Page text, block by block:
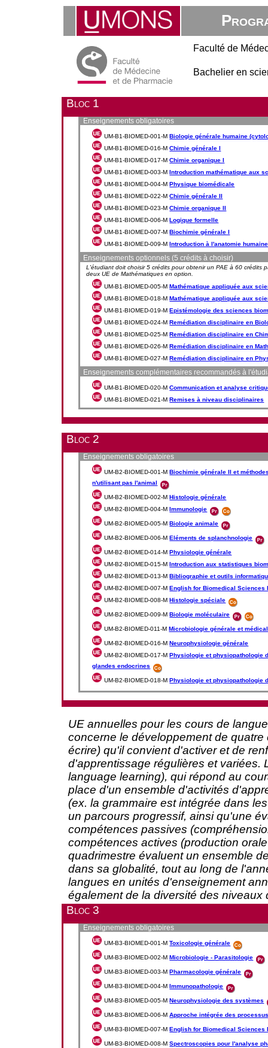
Faculté de
Bachelier en
Bloc 1
Enseignements obligatoires
UM-B1-BIOMED-001-MBiologie générale humaine
UM-B1-BIOMED-016-MChimie générale I
UM-B1-BIOMED-017-MChimie organique I
UM-B1-BIOMED-003-MIntroduction mathématique aux
UM-B1-BIOMED-004-MPhysique biomédicale
UM-B1-BIOMED-022-MChimie générale II
UM-B1-BIOMED-023-MChimie organique II
UM-B1-BIOMED-006-MLogique formelle
UM-B1-BIOMED-007-MBiochimie générale I
UM-B1-BIOMED-009-MIntroduction à l'anatomie humaine
Enseignements optionnels (5 crédits à choisir)
L'étudiant doit choisir 5 crédits pour obtenir un PAE à 60 crédits
deux UE de Mathématiques en option.
UM-B1-BIOMED-005-MMathématique appliquée aux
UM-B1-BIOMED-018-MMathématique appliquée aux
UM-B1-BIOMED-019-MEpistémologie des sciences
UM-B1-BIOMED-024-MRemédiation disciplinaire en
UM-B1-BIOMED-025-MRemédiation disciplinaire en
UM-B1-BIOMED-026-MRemédiation disciplinaire en
UM-B1-BIOMED-027-MRemédiation disciplinaire en
Enseignements complémentaires recommandés à
UM-B1-BIOMED-020-MCommunication et analyse
UM-B1-BIOMED-021-MRemises à niveau disciplinaires
Bloc 2
Enseignements obligatoires
UM-B2-BIOMED-001-MBiochimie générale II et
n'utilisant pas l'animal
UM-B2-BIOMED-002-MHistologie générale
UM-B2-BIOMED-004-MImmunologie
UM-B2-BIOMED-005-MBiologie animale
UM-B2-BIOMED-006-MEléments de splanchnologie
UM-B2-BIOMED-014-MPhysiologie générale
UM-B2-BIOMED-015-MIntroduction aux statistiques
UM-B2-BIOMED-013-MBibliographie et outils
UM-B2-BIOMED-007-MEnglish for Biomedical Sciences
UM-B2-BIOMED-008-MHistologie spéciale
UM-B2-BIOMED-009-MBiologie moléculaire
UM-B2-BIOMED-011-MMicrobiologie générale et
UM-B2-BIOMED-016-MNeurophysiologie générale
UM-B2-BIOMED-017-MPhysiologie et physiopathologie
glandes endocrines
UM-B2-BIOMED-018-MPhysiologie et physiopathologie
UE annuelles pour les cours de
concerne le développement de
écrire) qu'il convient d'activer et de
d'apprentissage régulières et variées.
language learning), qui répond au
place d'un ensemble d'activités
(ex. la grammaire est intégrée dans
un parcours progressif, ainsi qu'une
compétences passives
compétences actives (production
quadrimestre évaluent un ensemble
dans sa globalité, tout au long de
langues en unités d'enseignement
également de la diversité des
Bloc 3
Enseignements obligatoires
UM-B3-BIOMED-001-MToxicologie générale
UM-B3-BIOMED-002-MMicrobiologie - Parasitologie
UM-B3-BIOMED-003-MPharmacologie générale
UM-B3-BIOMED-004-MImmunopathologie
UM-B3-BIOMED-005-MNeurophysiologie des systèmes
UM-B3-BIOMED-006-MApproche intégrée des
UM-B3-BIOMED-007-MEnglish for Biomedical Sciences
UM-B3-BIOMED-008-MSpectroscopies pour l'analyse